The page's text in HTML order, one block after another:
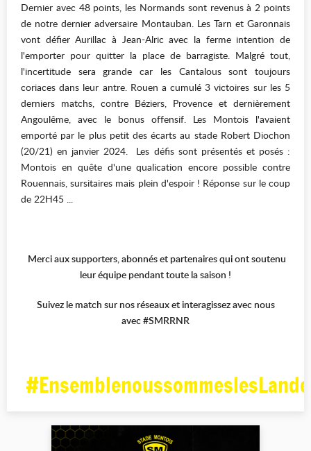
Dernier avec 48 points, les Normands sont revenus à 2 points
de notre dernier adversaire Montauban. Les Tarn et Garonnais
vont défier Aurillac à Jean-Alric avec la ferme intention de
l'emporter pour quitter la place de barragiste. Malgré tout,
l'incertitude sera grande car les Cantalous sont toujours
coriaces dans leur antre. Rouen a cumulé 3 victoires sur les 5
derniers matchs, contre Béziers, Provence et dernièrement
Angoulême, avec le bonus offensif. Les Montois l'avaient
emporté par le plus petit des écarts au stade Robert Diochon
(20/21) en janvier 2024. Les défis sont présentés et posés :
Montois en quête d'une qualication encore possible contre
Rouennais, sursitaires mais plein d'espoir ! Réponse sur le coup
de 22H45 ...
Merci aux supporters, abonnés et partenaires qui ont soutenu
leur équipe pendant toute la saison !
Suivez le match sur nos réseaux et interagissez avec nous
avec #SMRRNR